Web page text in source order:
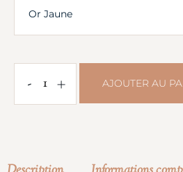
- + AJOUTER AU